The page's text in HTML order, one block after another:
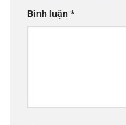
Bình luận*